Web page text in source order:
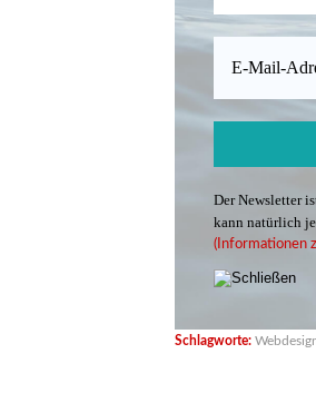
Der Newsletter
kann natürlich
(Informationen
Schlagworte: